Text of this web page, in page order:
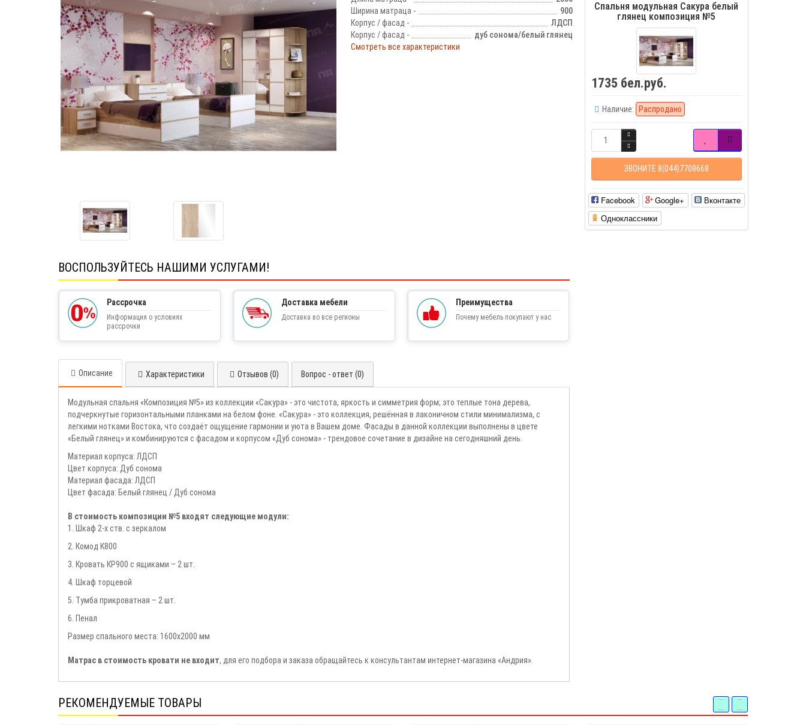
Ширина матраца -
900
Корпус / фасад -
ЛДСП
Корпус / фасад -
дуб сонома/белый глянец
Смотреть все характеристики
Спальня модульная Сакура белый
глянец композиция №5
1735 бел.руб.
Наличие: Распродано
ЗВОНИТЕ 8(044)7708668
Facebook Google+
Вконтакте
Одноклассники
ВОСПОЛЬЗУЙТЕСЬ НАШИМИ УСЛУГАМИ!
Рассрочка
Информация о условиях
рассрочки
Доставка мебели
Доставка во все регионы
Преимущества
Почему мебель покупают у нас
Описание Характеристики Отзывов (0) Вопрос - ответ (0)
Модульная спальня «Композиция №5» из коллекции «Сакура» - это чистота, яркость и симметрия форм; это теплые тона дерева,
подчеркнутые горизонтальными планками на белом фоне. «Сакура» - это коллекция, решённая в лаконичном стили минимализма, с
легкими нотками Востока, что создаёт ощущение гармонии и уюта в Вашем доме. Фасады в данной коллекции выполнены в цвете
«Белый глянец» и комбинируются с фасадом и корпусом «Дуб сонома» - трендовое сочетание в дизайне на сегодняшний день.
Материал корпуса: ЛДСП
Цвет корпуса: Дуб сонома
Материал фасада: ЛДСП
Цвет фасада: Белый глянец / Дуб сонома
В стоимость композиции №5 входят следующие модули:
1. Шкаф 2-х ств. с зеркалом
2. Комод К800
3. Кровать КР900 с ящиками – 2 шт.
4. Шкаф торцевой
5. Тумба прикроватная – 2 шт.
6. Пенал
Размер спального места: 1600х2000 мм
Матрас в стоимость кровати не входит, для его подбора и заказа обращайтесь к консультантам интернет-магазина «Андрия».
РЕКОМЕНДУЕМЫЕ ТОВАРЫ